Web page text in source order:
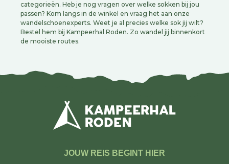
categorieën. Heb je nog vragen over welke sokken bij jou
passen? Kom langs in de winkel en vraag het aan onze
wandelschoenexperts. Weet je al precies welke sok jij wilt?
Bestel hem bij Kampeerhal Roden. Zo wandel jij binnenkort
de mooiste routes.
JOUW REIS BEGINT HIER